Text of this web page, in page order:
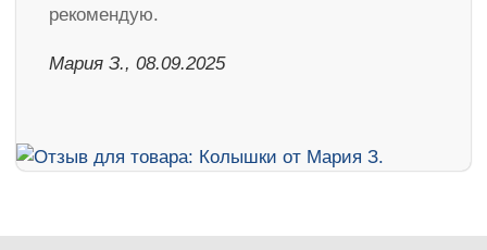
рекомендую.
Мария З., 08.09.2025